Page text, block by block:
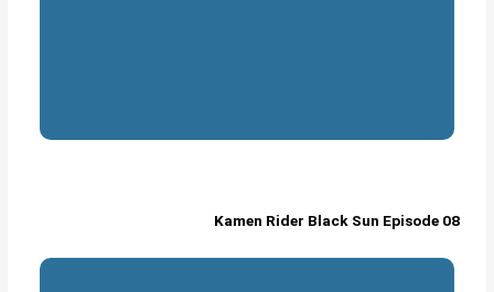
Kamen Rider Black Sun Episode 08